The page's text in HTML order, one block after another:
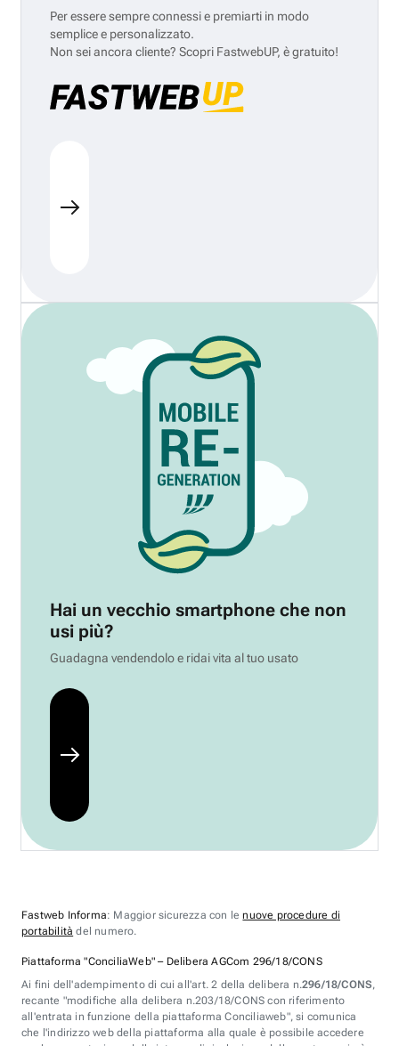
Per essere sempre connessi e premiarti in modo
semplice e personalizzato.
Non sei ancora cliente? Scopri FastwebUP, è gratuito!
Hai un vecchio smartphone che non
usi più?
Guadagna vendendolo e ridai vita al tuo usato
Fastweb Informa: Maggior sicurezza con lenuove procedure di
portabilità del numero.
Piattaforma "ConciliaWeb" – Delibera AGCom 296/18/CONS
Ai fini dell'adempimento di cui all'art. 2 della delibera n.296/18/CONS,
recante "modifiche alla delibera n.203/18/CONS con riferimento
all'entrata in funzione della piattaforma Conciliaweb", si comunica
che l'indirizzo web della piattaforma alla quale è possibile accedere